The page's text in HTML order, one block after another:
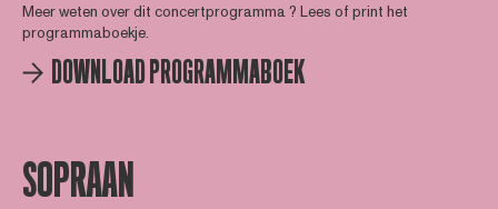
Meer weten over dit concertprogramma ? Lees of print het
programmaboekje.
DOWNLOAD PROGRAMMABOEK
SOPRAAN